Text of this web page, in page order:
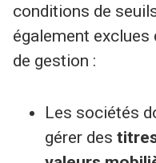
conditions de
également exclues
de gestion :
Les sociétés
gérer des